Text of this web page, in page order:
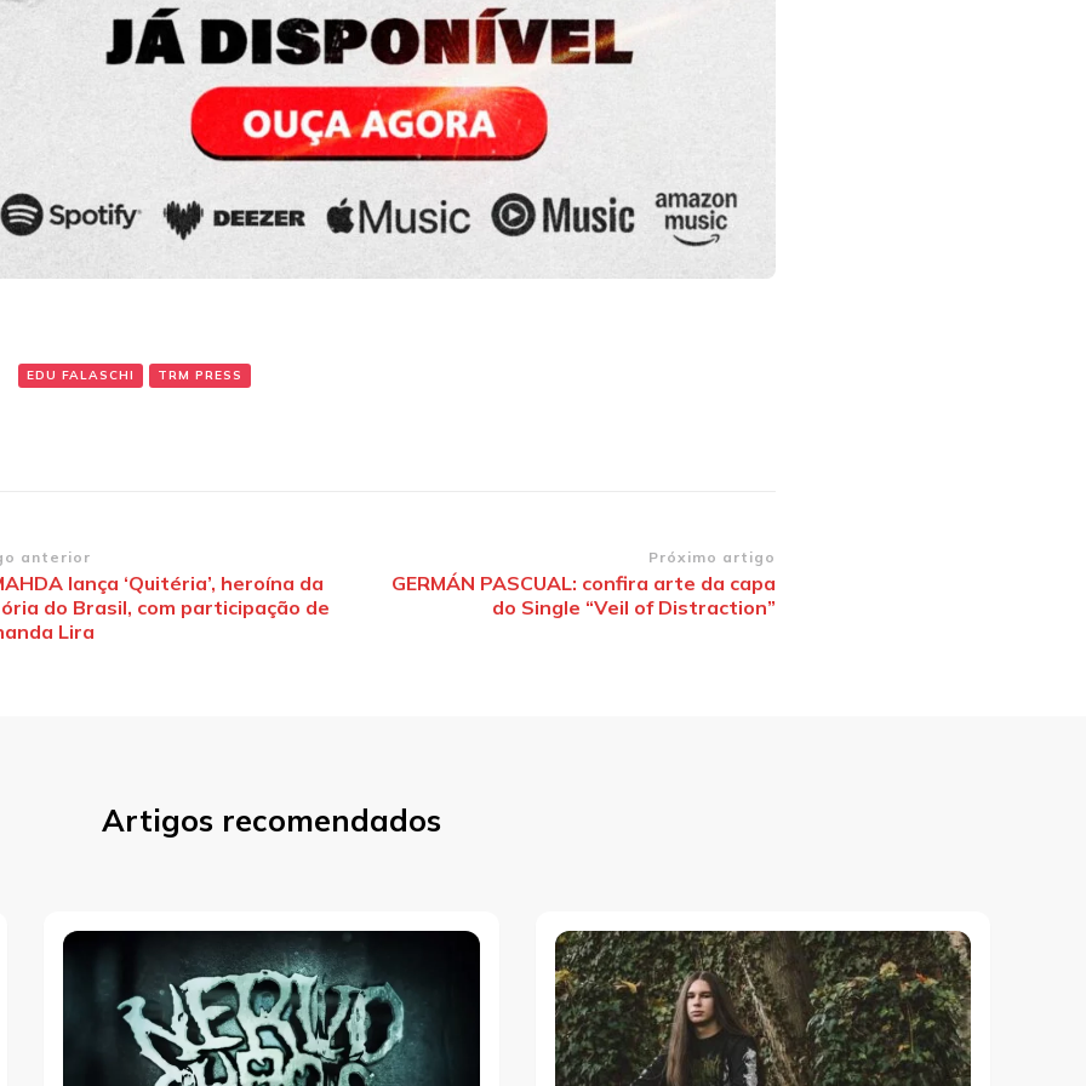
EDU FALASCHI TRM PRESS
anterior
lança ‘Quitéria’, heroína da
do Brasil, com participação de
Lira
Próximo artigo
GERMÁN PASCUAL: confira arte da capa
do Single “Veil of Distraction”
Artigos recomendados